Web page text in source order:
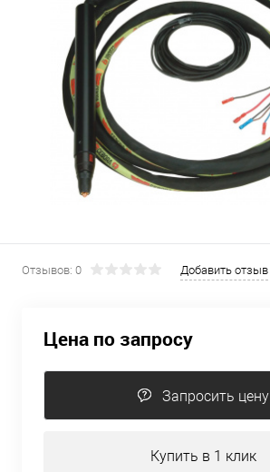
Отзывов: 0 Добавить отзыв
Цена по запросу
Запросить цену
Купить в 1 клик